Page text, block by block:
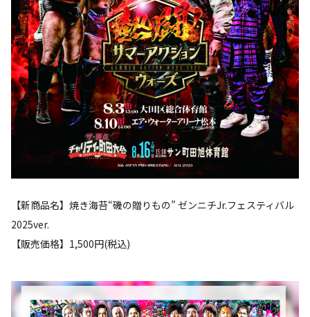
【新商品名】焼き海苔“磯の贈りもの” ゼンニチJr.フェスティバル
2025ver.
【販売価格】1,500円(税込)